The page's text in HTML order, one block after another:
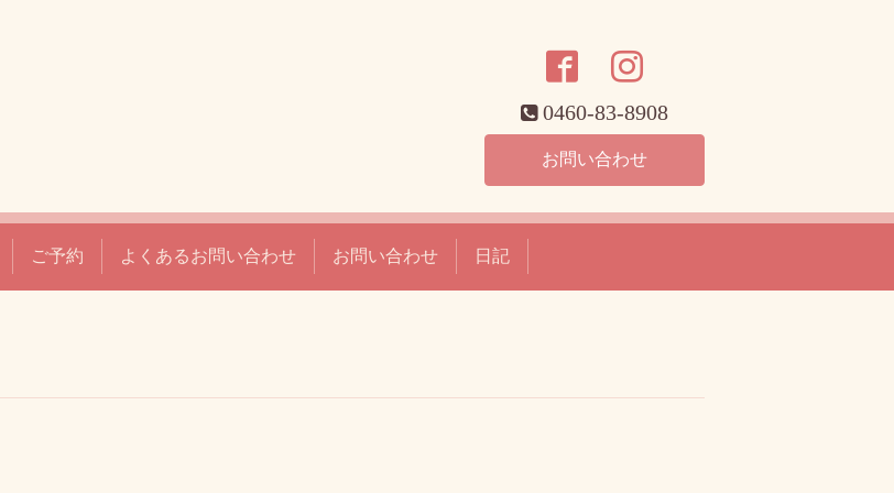
0460-83-8908
お問い合わせ
ご予約 よくあるお問い合わせ お問い合わせ 日記